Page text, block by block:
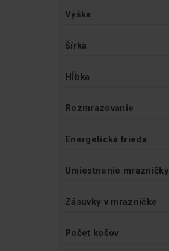
Výška
Šírka
Hĺbka
Rozmrazovanie
Energetická trieda
Umiestnenie mrazničky
Zásuvky v mrazničke
Počet košov